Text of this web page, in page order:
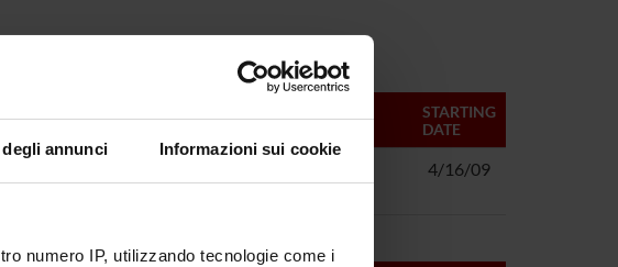
annunci Informazioni sui cookie
numero IP, utilizzando tecnologie come i
STARTING
DATE
4/16/09